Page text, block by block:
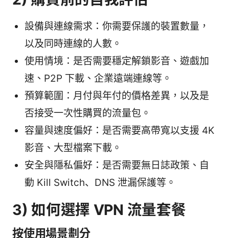
設備與連線需求：你需要保護的裝置數量，
以及同時連線的人數。
使用情境：是否需要穩定解鎖影音、遊戲加
速、P2P 下載、企業遠端連線等。
預算範圍：月付與年付的價格差異，以及是
否接受一次性購買的流量包。
容量與速度偏好：是否需要高帶寬以支援 4K
影音、大型檔案下載。
安全與隱私偏好：是否需要無日誌政策、自
動 Kill Switch、DNS 泄漏保護等。
3) 如何選擇 VPN 流量套餐
按使用場景劃分